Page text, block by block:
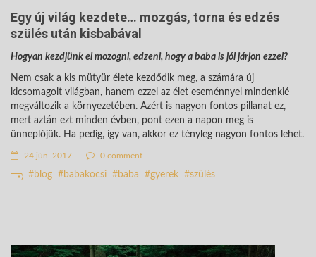
Egy új világ kezdete… mozgás, torna és edzés
szülés után kisbabával
Hogyan kezdjünk el mozogni, edzeni, hogy a baba is jól járjon ezzel?
Nem csak a kis mütyür élete kezdődik meg, a számára új
kicsomagolt világban, hanem ezzel az élet eseménnyel mindenkié
megváltozik a környezetében. Azért is nagyon fontos pillanat ez,
mert aztán ezt minden évben, pont ezen a napon meg is
ünneplőjük. Ha pedig, így van, akkor ez tényleg nagyon fontos lehet.
24 jún. 2017 0 comment
blog babakocsi baba gyerek szülés